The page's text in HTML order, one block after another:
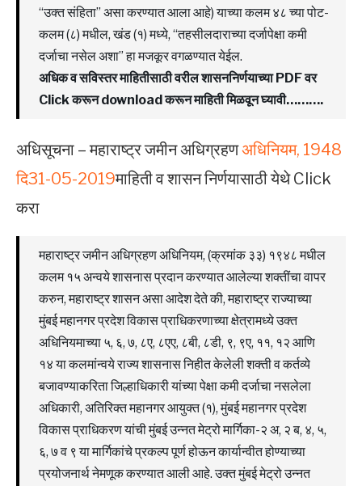
“उक्त संहिता” असा करण्यात आला आहे) याच्या कलम ४८ च्या पोट-
कलम (८) मधील, खंड (१) मध्ये, “तहसीलदाराच्या दर्जापेक्षा कमी
दर्जाचा नसेल अशा” हा मजकूर वगळण्यात येईल.
अधिक व सविस्तर माहितीसाठी वरील शासननिर्णयाच्या PDF वर
Click करून download करून माहिती मिळवून घ्यावी……….
अधिसूचना – महाराष्ट्र जमीन अधिग्रहणअधिनियम, 1948
दि31-05-2019माहिती व शासन निर्णयासाठी येथे Click
करा
महाराष्ट्र जमीन अधिग्रहण अधिनियम, (क्रमांक ३३) १९४८ मधील
कलम १५ अन्वये शासनास प्रदान करण्यात आलेल्या शक्तींचा वापर
करुन, महाराष्ट्र शासन असा आदेश देते की, महाराष्ट्र राज्याच्या
मुंबई महानगर प्रदेश विकास प्राधिकरणाच्या क्षेत्रामध्ये उक्त
अधिनियमाच्या ५, ६, ७, ८ए, ८एए, ८बी, ८डी, ९, ९ए, ११, १२ आणि
१४ या कलमांन्वये राज्य शासनास निहीत केलेली शक्ती व कर्तव्ये
बजावण्याकरिता जिल्हाधिकारी यांच्या पेक्षा कमी दर्जाचा नसलेला
अधिकारी, अतिरिक्त महानगर आयुक्त (१), मुंबई महानगर प्रदेश
विकास प्राधिकरण यांची मुंबई उन्नत मेट्रो मार्गिका-२ अ, २ ब, ४, ५,
६, ७ व ९ या मार्गिकांचे प्रकल्प पूर्ण होऊन कार्यान्वीत होण्याच्या
प्रयोजनार्थ नेमणूक करण्यात आली आहे. उक्त मुंबई मेट्रो उन्नत